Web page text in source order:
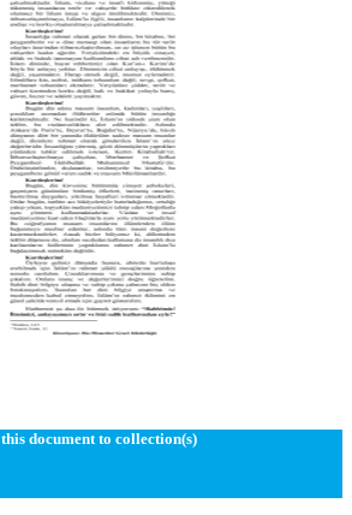
document to collection(s)